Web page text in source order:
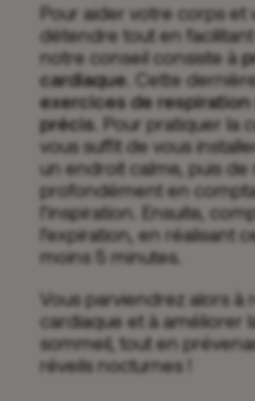
Pour aider votre corps et
détendre tout en
notre conseil consiste à
cardiaque . Cette
exercices de
précis. Pour pratiquer la
vous suffit de vous
un endroit calme, puis
profondément en
l’inspiration. Ensuite,
l’expiration, en réalisant
moins 5 minutes.
Vous parviendrez alors
cardiaque et à améliorer
sommeil, tout en
réveils nocturnes !